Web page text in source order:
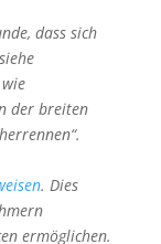
dass sich
der breiten
. Dies
ermöglichen.